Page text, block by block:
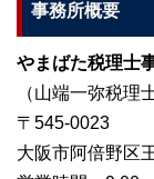
事務所概要
やまばた税理士
（山端一弥税理
〒545-0023
大阪市阿倍野区